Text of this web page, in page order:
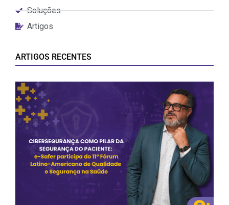
Soluções
Artigos
ARTIGOS RECENTES